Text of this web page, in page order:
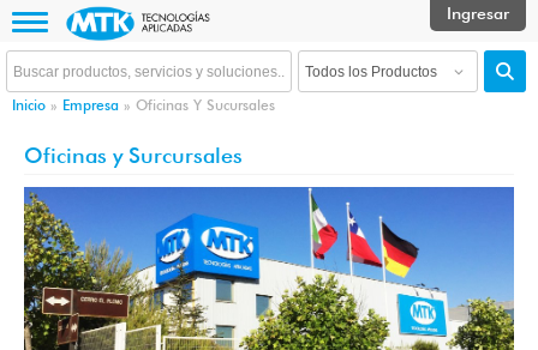
Inicio » Empresa » Oficinas Y Sucursales
Oficinas y Surcursales